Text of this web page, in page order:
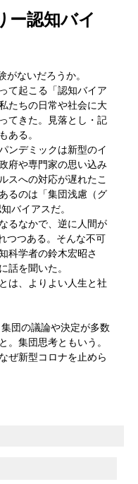
ー認知バイ
がないだろうか。
て起こる「認知バイア
たちの日常や社会に大
てきた。見落とし・記
ある。
ンデミックは新型のイ
府や専門家の思い込み
スへの対応が遅れたこ
るのは「集団浅慮（グ
バイアスだ。
るなかで、逆に人間が
つつある。そんな不可
科学者の鈴木宏昭さ
話を聞いた。
は、よりよい人生と社
団の議論や決定が多数
。集団思考ともいう。
ぜ新型コロナを止めら